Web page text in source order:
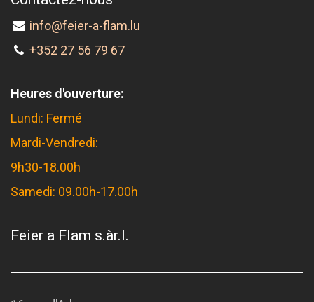
info@feier-a-flam.lu
+352 27 56 79 67
Heures d'ouverture:
Lundi: Fermé
Mardi-Vendredi:
9h30-18.00h
Samedi: 09.00h-17.00h
Feier a Flam s.àr.l.